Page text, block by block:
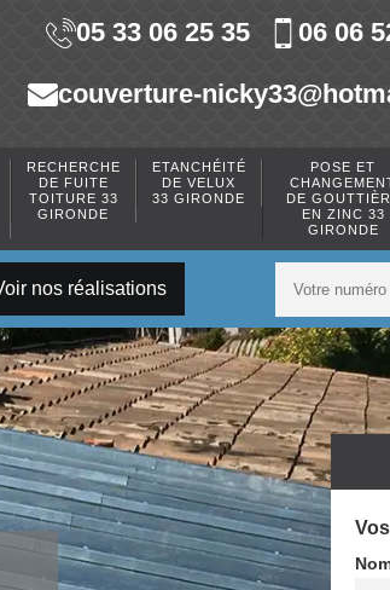
05 33 06 25 35 06 06
couverture-
RECHERCHE
DE FUITE
TOITURE 33
GIRONDE
ETANCHÉITÉ
DE VELUX
33 GIRONDE
POSE ET
DE
EN ZINC 33
GIRONDE
nos réalisations